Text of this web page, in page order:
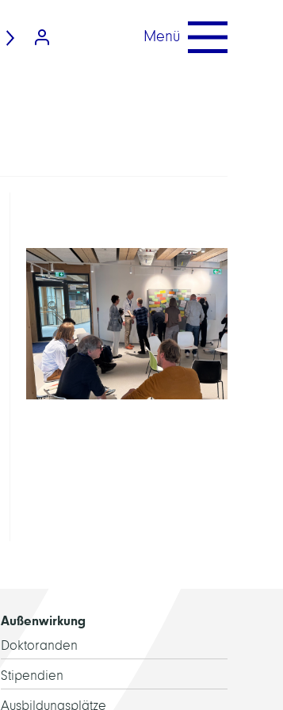
Menü
Außenwirkung
Doktoranden
Stipendien
Ausbildungsplätze